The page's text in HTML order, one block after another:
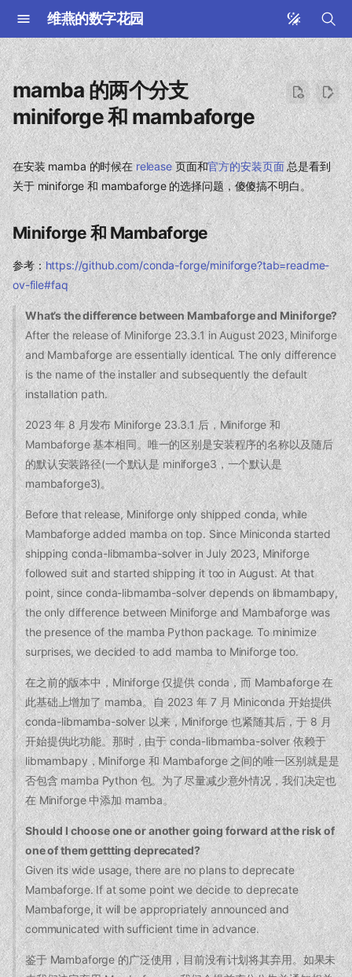
维燕的数字花园
键
入
以
开
始
搜
索
mamba 的两个分支
miniforge 和 mambaforge
在安装 mamba 的时候在release页面和官方的安装页面总是看到
关于 miniforge 和 mambaforge 的选择问题，傻傻搞不明白。
Miniforge 和 Mambaforge
参考：https://github.com/conda-forge/miniforge?tab=readme-
ov-file#faq
What’s the difference between Mambaforge and Miniforge?
After the release of Miniforge 23.3.1 in August 2023, Miniforge
and Mambaforge are essentially identical. The only difference
is the name of the installer and subsequently the default
installation path.
2023 年 8 月发布 Miniforge 23.3.1 后，Miniforge 和
Mambaforge 基本相同。唯一的区别是安装程序的名称以及随后
的默认安装路径(一个默认是 miniforge3，一个默认是
mambaforge3)。
Before that release, Miniforge only shipped conda, while
Mambaforge added mamba on top. Since Miniconda started
shipping conda-libmamba-solver in July 2023, Miniforge
followed suit and started shipping it too in August. At that
point, since conda-libmamba-solver depends on libmambapy,
the only difference between Miniforge and Mambaforge was
the presence of the mamba Python package. To minimize
surprises, we decided to add mamba to Miniforge too.
在之前的版本中，Miniforge 仅提供 conda，而 Mambaforge 在
此基础上增加了 mamba。自 2023 年 7 月 Miniconda 开始提供
conda-libmamba-solver 以来，Miniforge 也紧随其后，于 8 月
开始提供此功能。那时，由于 conda-libmamba-solver 依赖于
libmambapy，Miniforge 和 Mambaforge 之间的唯一区别就是是
否包含 mamba Python 包。为了尽量减少意外情况，我们决定也
在 Miniforge 中添加 mamba。
Should I choose one or another going forward at the risk of
one of them gettting deprecated?
Given its wide usage, there are no plans to deprecate
Mambaforge. If at some point we decide to deprecate
Mambaforge, it will be appropriately announced and
communicated with sufficient time in advance.
鉴于 Mambaforge 的广泛使用，目前没有计划将其弃用。如果未